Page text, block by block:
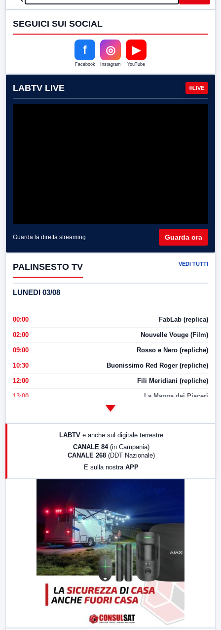
SEGUICI SUI SOCIAL
f
Facebook
◎
Instagram
▶
YouTube
LABTV LIVE LIVE
Guarda la diretta streaming Guarda ora
PALINSESTO TV VEDI TUTTI
LUNEDI 03/08
00:00 FabLab (replica)
02:00 Nouvelle Vouge (Film)
09:00 Rosso e Nero (repliche)
10:30 Buonissimo Red Roger (repliche)
12:00 Fili Meridiani (repliche)
13:00 La Mappa dei Piaceri
LABTV e anche sul digitale terrestre
CANALE 84 (in Campania)
CANALE 268 (DDT Nazionale)
E sulla nostra APP